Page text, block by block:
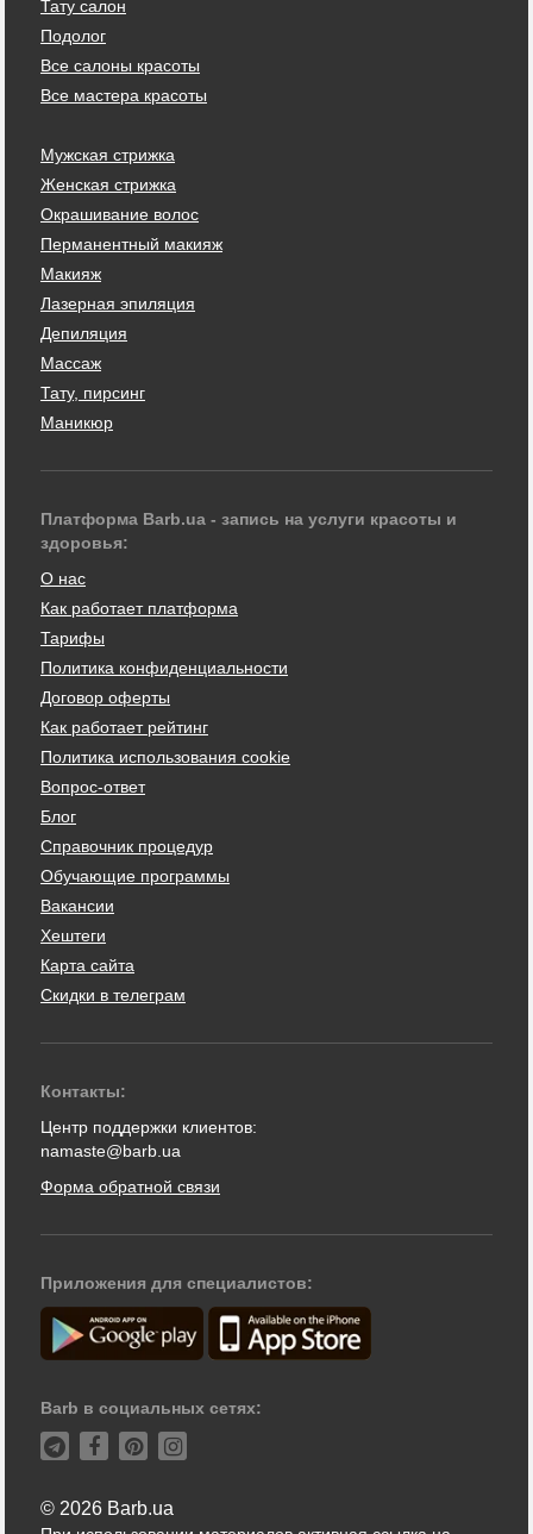
Тату салон
Подолог
Все салоны красоты
Все мастера красоты
Мужская стрижка
Женская стрижка
Окрашивание волос
Перманентный макияж
Макияж
Лазерная эпиляция
Депиляция
Массаж
Тату, пирсинг
Маникюр
Платформа Barb.ua - запись на услуги красоты и
здоровья:
О нас
Как работает платформа
Тарифы
Политика конфиденциальности
Договор оферты
Как работает рейтинг
Политика использования cookie
Вопрос-ответ
Блог
Справочник процедур
Обучающие программы
Вакансии
Хештеги
Карта сайта
Скидки в телеграм
Контакты:
Центр поддержки клиентов:
namaste@barb.ua
Форма обратной связи
Приложения для специалистов:
Barb в социальных сетях:
© 2026 Barb.ua